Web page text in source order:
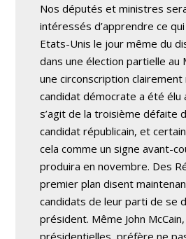
Nos députés et ministres
intéressés d’apprendre ce
Etats-Unis le jour même du
dans une élection partielle au
une circonscription clairement
candidat démocrate a été élu
s’agit de la troisième défaite
candidat républicain, et
cela comme un signe avant-
produira en novembre. Des
premier plan disent
candidats de leur parti de se
président. Même John
présidentielles, préfère ne